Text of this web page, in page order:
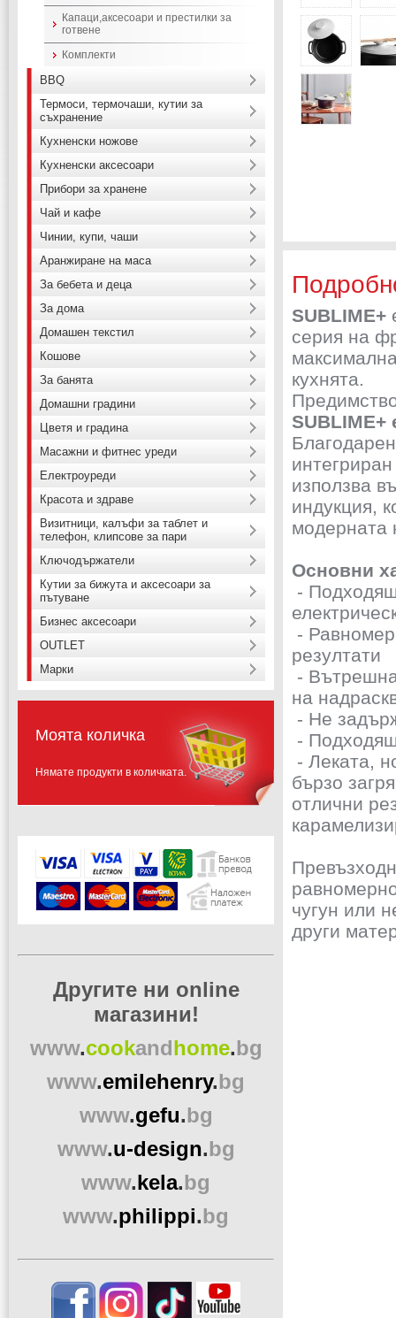
SUBLIME+
серия на
кухнята.
SUBLIME+
използва
индукция,
модерната
Основни
-
-
резултати
-
на
- Не
-
- Леката,
бързо
отлични
чугун или
други
Капаци,аксесоари и престилки за
готвене
Комплекти
BBQ
Термоси, термочаши, кутии за
съхранение
Кухненски ножове
Кухненски аксесоари
Прибори за хранене
Чай и кафе
Чинии, купи, чаши
Аранжиране на маса
За бебета и деца
За дома
Домашен текстил
Кошове
За банята
Домашни градини
Цветя и градина
Масажни и фитнес уреди
Електроуреди
Красота и здраве
Визитници, калъфи за таблет и
телефон, клипсове за пари
Ключодържатели
Кутии за бижута и аксесоари за
пътуване
Бизнес аксесоари
OUTLET
Марки
Моята количка
Нямате продукти в количката.
Другите ни online
магазини!
www.cookandhome.bg
www.emilehenry.bg
www.gefu.bg
www.u-design.bg
www.kela.bg
www.philippi.bg